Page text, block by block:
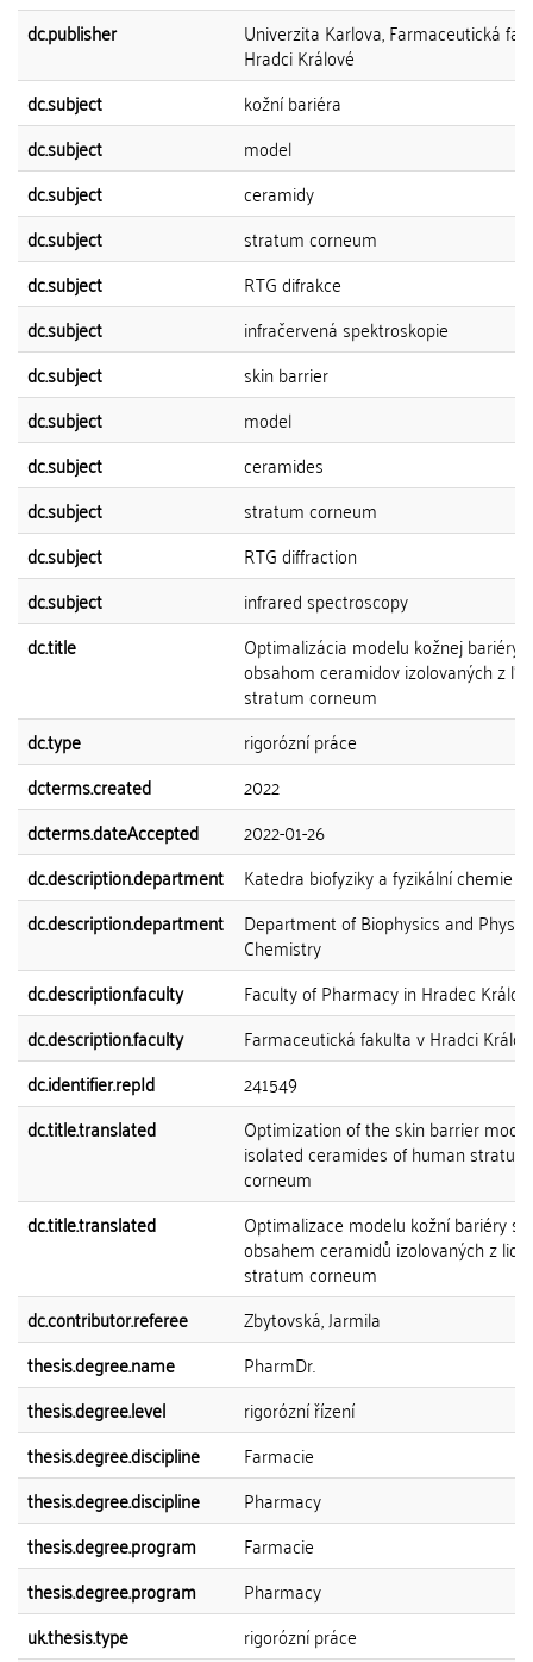
dc.publisher
Univerzita Karlova, Farmaceutická
Hradci Králové
dc.subject
kožní bariéra
dc.subject
model
dc.subject
ceramidy
dc.subject
stratum corneum
dc.subject
RTG difrakce
dc.subject
infračervená spektroskopie
dc.subject
skin barrier
dc.subject
model
dc.subject
ceramides
dc.subject
stratum corneum
dc.subject
RTG diffraction
dc.subject
infrared spectroscopy
dc.title
Optimalizácia modelu kožnej bariéry s
obsahom ceramidov izolovaných z
stratum corneum
dc.type
rigorózní práce
dcterms.created
2022
dcterms.dateAccepted
2022-01-26
dc.description.department
Katedra biofyziky a fyzikální chemie
dc.description.department
Department of Biophysics and
Chemistry
dc.description.faculty
Faculty of Pharmacy in Hradec
dc.description.faculty
Farmaceutická fakulta v Hradci
dc.identifier.repId
241549
dc.title.translated
Optimization of the skin barrier
isolated ceramides of human stratum
corneum
dc.title.translated
Optimalizace modelu kožní bariéry s
obsahem ceramidů izolovaných z
stratum corneum
dc.contributor.referee
Zbytovská, Jarmila
thesis.degree.name
PharmDr.
thesis.degree.level
rigorózní řízení
thesis.degree.discipline
Farmacie
thesis.degree.discipline
Pharmacy
thesis.degree.program
Farmacie
thesis.degree.program
Pharmacy
uk.thesis.type
rigorózní práce